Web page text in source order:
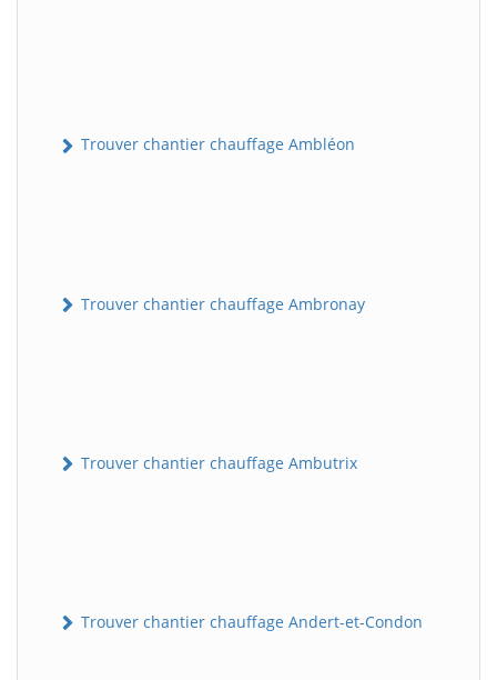
Trouver chantier chauffage Ambléon
Trouver chantier chauffage Ambronay
Trouver chantier chauffage Ambutrix
Trouver chantier chauffage Andert-et-Condon